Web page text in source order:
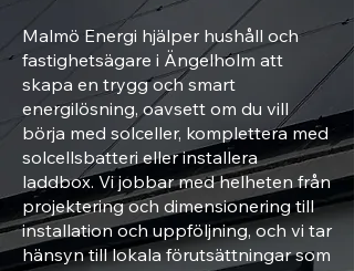
Malmö Energi hjälper hushåll och
fastighetsägare i Ängelholm att
skapa en trygg och smart
energilösning, oavsett om du vill
börja med solceller, komplettera med
solcellsbatteri eller installera
laddbox. Vi jobbar med helheten från
projektering och dimensionering till
installation och uppföljning, och vi tar
hänsyn till lokala förutsättningar som